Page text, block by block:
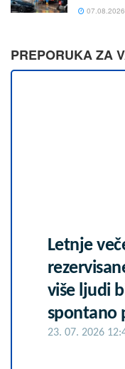
07.08.2026.
PREPORUKA ZA
Letnje
više ljudi
spontano
23. 07. 2026